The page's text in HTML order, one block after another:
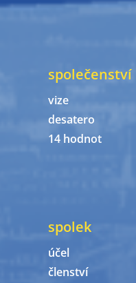
společenství
vize
desatero
14 hodnot
spolek
účel
členství